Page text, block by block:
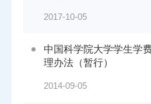
2017-10-05
中国科学院大学学生学
理办法（暂行）
2014-09-05